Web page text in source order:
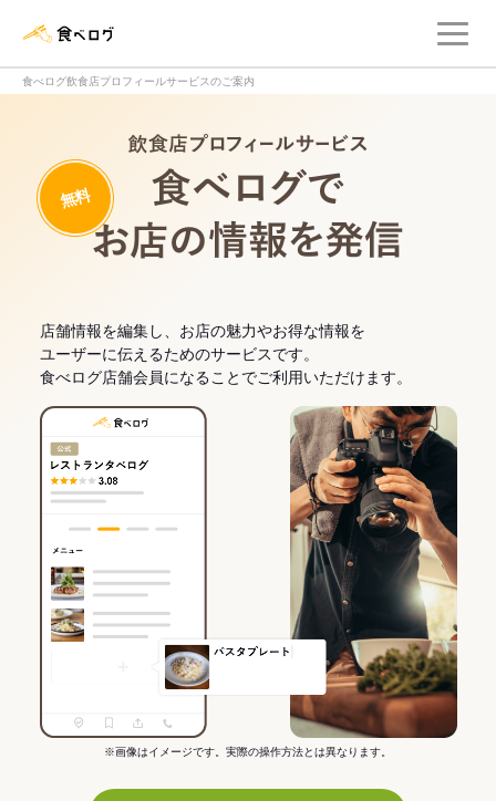
食べログ飲食店プロフィールサービスのご案内
無料
店舗情報を編集し、お店の魅力やお得な情報を
ユーザーに伝えるためのサービスです。
食べログ店舗会員になることでご利用いただけます。
※画像はイメージです。実際の操作方法とは異なります。